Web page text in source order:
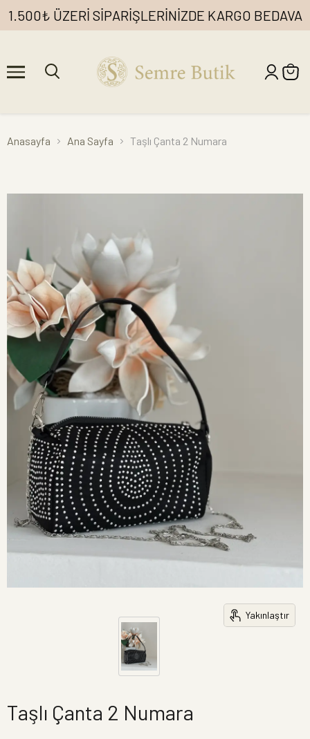
1.500₺ ÜZERİ SİPARİŞLERİNİZDE KARGO BEDAVA
Anasayfa Ana Sayfa Taşlı Çanta 2 Numara
Yakınlaştır
Taşlı Çanta 2 Numara